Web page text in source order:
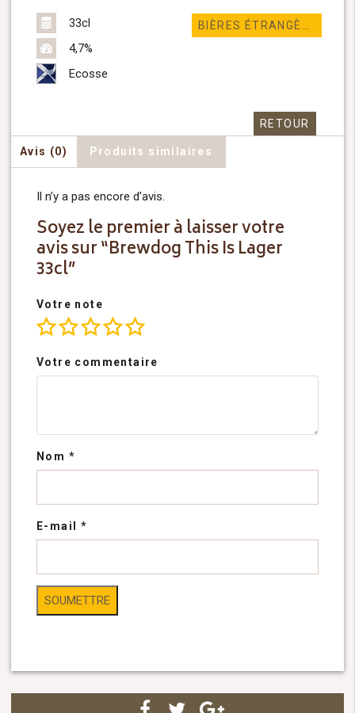
33cl
4,7%
Ecosse
BIÈRES ÉTRANGÈRES
RETOUR
Avis (0) Produits similaires
Il n’y a pas encore d’avis.
Soyez le premier à laisser votre
avis sur “Brewdog This Is Lager
33cl”
Votre note
Votre commentaire
Nom *
E-mail *